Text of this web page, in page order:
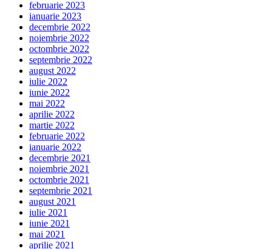
februarie 2023
ianuarie 2023
decembrie 2022
noiembrie 2022
octombrie 2022
septembrie 2022
august 2022
iulie 2022
iunie 2022
mai 2022
aprilie 2022
martie 2022
februarie 2022
ianuarie 2022
decembrie 2021
noiembrie 2021
octombrie 2021
septembrie 2021
august 2021
iulie 2021
iunie 2021
mai 2021
aprilie 2021